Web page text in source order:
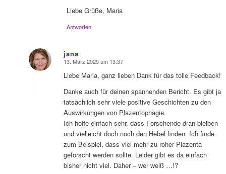
Liebe Grüße, Maria
Antworten
jana
sagte:
13. März 2025 um 13:37
Liebe Maria, ganz lieben Dank für das tolle Feedback!
Danke auch für deinen spannenden Bericht. Es gibt ja
tatsächlich sehr viele positive Geschichten zu den
Auswirkungen von Plazentophagie.
Ich hoffe einfach sehr, dass Forschende dran bleiben
und vielleicht doch noch den Hebel finden. Ich finde
zum Beispiel, dass viel mehr zu roher Plazenta
geforscht werden sollte. Leider gibt es da einfach
bisher nicht viel. Daher – wer weiß …!?